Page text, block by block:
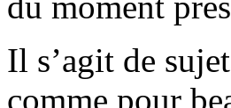
Il s’agit de
comme pour